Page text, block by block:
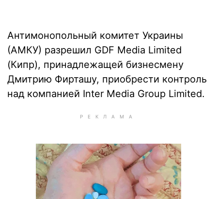
Антимонопольный комитет Украины
(АМКУ) разрешил GDF Media Limited
(Кипр), принадлежащей бизнесмену
Дмитрию Фирташу, приобрести контроль
над компанией Inter Media Group Limited.